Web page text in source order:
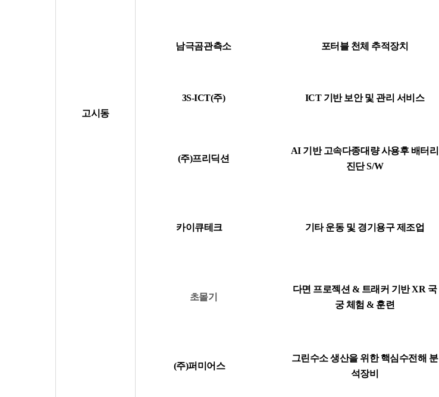
고시동
남극곰관측소 포터블 천체 추적장치
3S-ICT(주) ICT 기반 보안 및 관리 서비스
(주)프리 딕션
AI 기반 고속다종대량 사용후 배터리
진단 S/W
카이큐테크 기타 운동 및 경기용구 제조업
초몰기
다면 프로젝션 & 트래커 기반 XR 국
궁 체험 & 훈련
(주)퍼미어스
그린수소 생산을 위한 핵심수전해 분
석장비